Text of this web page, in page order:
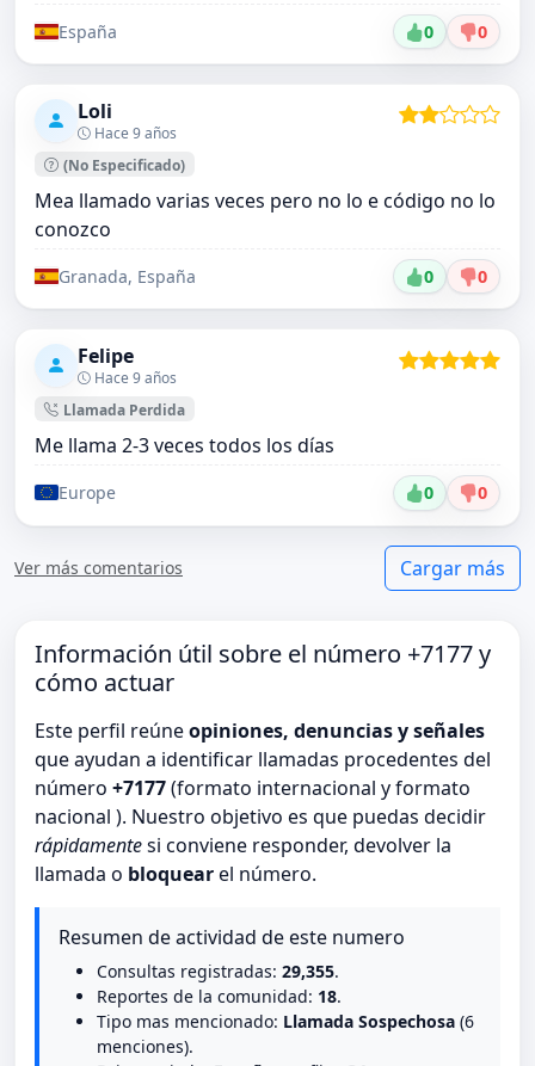
España 0 0
Loli
Hace 9 años
(No Especificado)
Mea llamado varias veces pero no lo e código no lo
conozco
Granada, España 0 0
Felipe
Hace 9 años
Llamada Perdida
Me llama 2-3 veces todos los días
Europe 0 0
Ver más comentarios Cargar más
Información útil sobre el número +7177 y
cómo actuar
Este perfil reúneopiniones, denuncias y señales
que ayudan a identificar llamadas procedentes del
número +7177(formato internacional y formato
nacional ). Nuestro objetivo es que puedas decidir
rápidamentesi conviene responder, devolver la
llamada o bloquearel número.
Resumen de actividad de este numero
Consultas registradas: 29,355.
Reportes de la comunidad: 18.
Tipo mas mencionado: Llamada Sospechosa (6
menciones).